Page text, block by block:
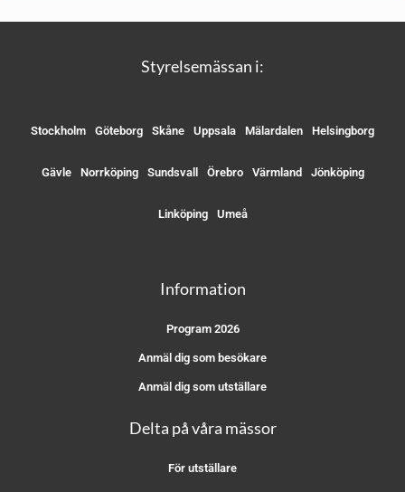
Styrelsemässan i:
Stockholm Göteborg Skåne Uppsala Mälardalen Helsingborg
Gävle Norrköping Sundsvall Örebro Värmland Jönköping
Linköping Umeå
Information
Program 2026
Anmäl dig som besökare
Anmäl dig som utställare
Delta på våra mässor
För utställare